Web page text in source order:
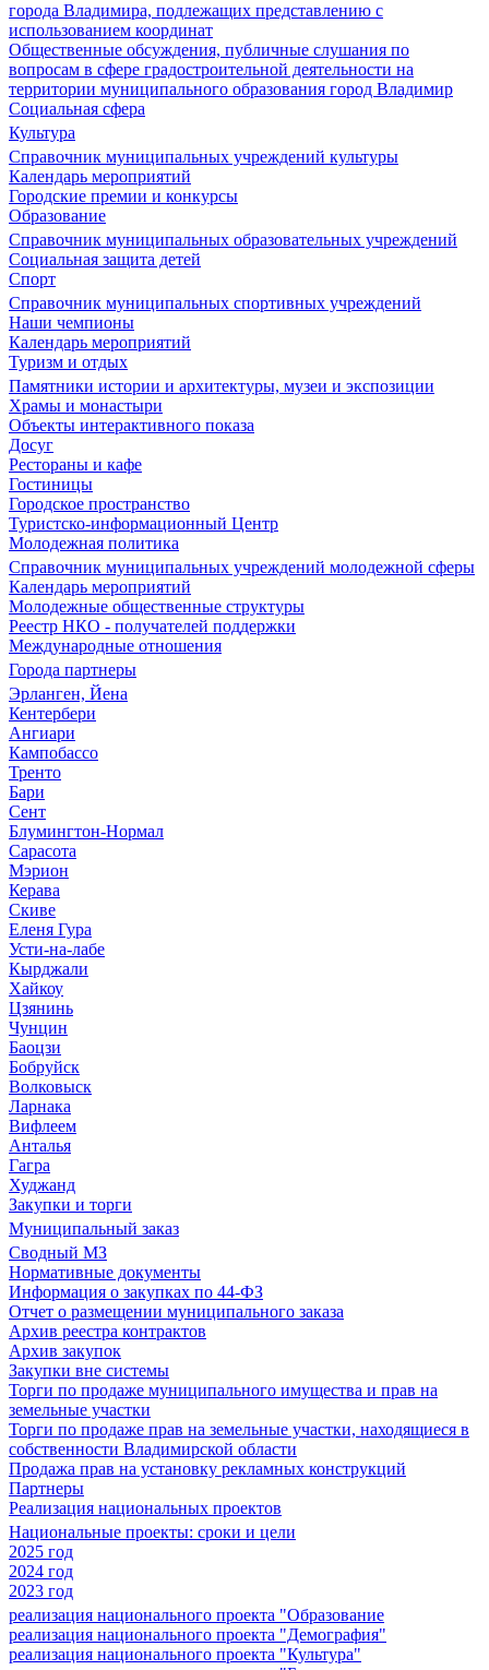
города Владимира, подлежащих представлению с
использованием координат
Общественные обсуждения, публичные слушания по
вопросам в сфере градостроительной деятельности на
территории муниципального образования город Владимир
Социальная сфера
Культура
Справочник муниципальных учреждений культуры
Календарь мероприятий
Городские премии и конкурсы
Образование
Справочник муниципальных образовательных учреждений
Социальная защита детей
Спорт
Справочник муниципальных спортивных учреждений
Наши чемпионы
Календарь мероприятий
Туризм и отдых
Памятники истории и архитектуры, музеи и экспозиции
Храмы и монастыри
Объекты интерактивного показа
Досуг
Рестораны и кафе
Гостиницы
Городское пространство
Туристско-информационный Центр
Молодежная политика
Справочник муниципальных учреждений молодежной сферы
Календарь мероприятий
Молодежные общественные структуры
Реестр НКО - получателей поддержки
Международные отношения
Города партнеры
Эрланген, Йена
Кентербери
Ангиари
Кампобассо
Тренто
Бари
Сент
Блумингтон-Нормал
Сарасота
Мэрион
Керава
Скиве
Еленя Гура
Усти-на-лабе
Кырджали
Хайкоу
Цзянинь
Чунцин
Баоцзи
Бобруйск
Волковыск
Ларнака
Вифлеем
Анталья
Гагра
Худжанд
Закупки и торги
Муниципальный заказ
Сводный МЗ
Нормативные документы
Информация о закупках по 44-ФЗ
Отчет о размещении муниципального заказа
Архив реестра контрактов
Архив закупок
Закупки вне системы
Торги по продаже муниципального имущества и прав на
земельные участки
Торги по продаже прав на земельные участки, находящиеся в
собственности Владимирской области
Продажа прав на установку рекламных конструкций
Партнеры
Реализация национальных проектов
Национальные проекты: сроки и цели
2025 год
2024 год
2023 год
реализация национального проекта "Образование
реализация национального проекта "Демография"
реализация национального проекта "Культура"